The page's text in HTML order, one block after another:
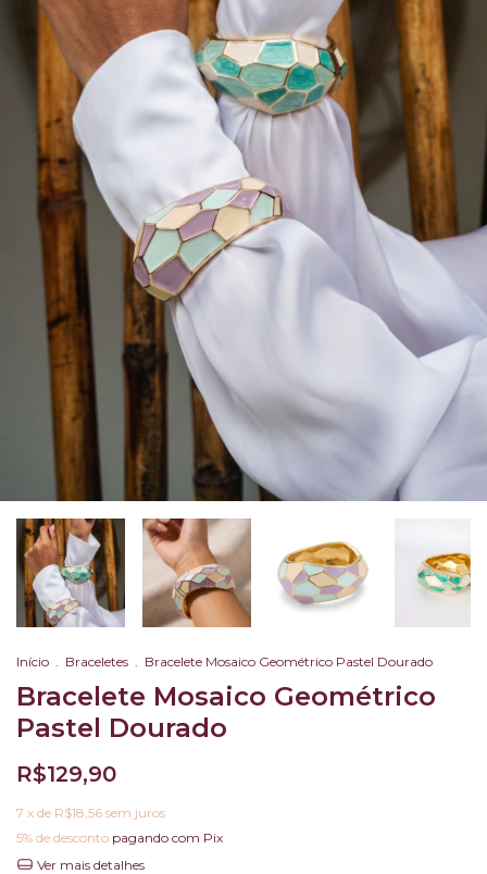
Início Braceletes Bracelete Mosaico Geométrico Pastel Dourado
Bracelete Mosaico Geométrico
Pastel Dourado
R$129,90
7 x de R$18,56 sem juros
5% de desconto pagando com Pix
Ver mais detalhes